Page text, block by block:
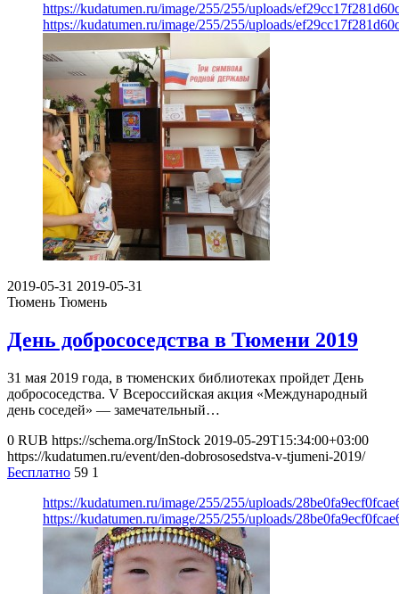
https://kudatumen.ru/image/255/255/uploads/
https://kudatumen.ru/image/255/255/uploads/
2019-05-31 2019-05-31
Тюмень Тюмень
День добрососедства в Тюмени 2019
31 мая 2019 года, в тюменских библиотеках пройдет День
добрососедства. V Всероссийская акция «Международный
день соседей» — замечательный…
0 RUB https://schema.org/InStock 2019-05-29T15:34:00+03:00
https://kudatumen.ru/event/den-dobrososedstva-v-tjumeni-2019/
Бесплатно 59 1
https://kudatumen.ru/image/255/255/uploads/
https://kudatumen.ru/image/255/255/uploads/